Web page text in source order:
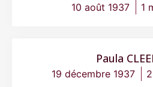
10 août 1937 1
Paula
19 décembre 1937